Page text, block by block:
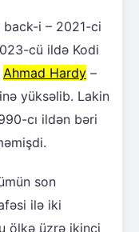
back-i – 2021-ci
cü ildə Kodi
Ahmad Hardy –
yüksəlib. Lakin
cı ildən bəri
son
ilə iki
ölkə üzrə ikinci